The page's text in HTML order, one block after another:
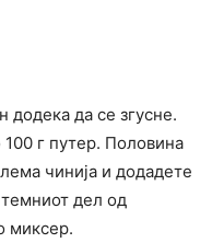
додека да се згусне.
г путер. Половина
чинија и додадете
дел од
миксер.